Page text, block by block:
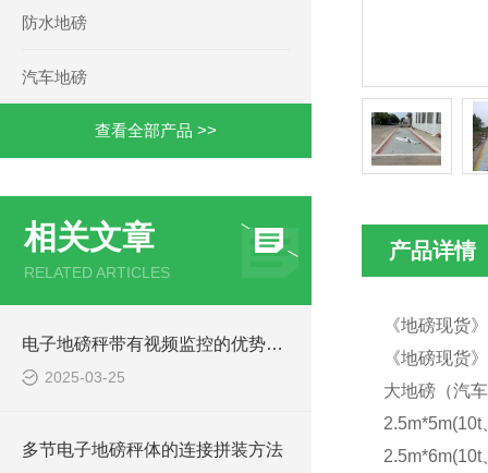
防水地磅
汽车地磅
查看全部产品 >>
相关文章
RELATED ARTICLES
电子地磅秤带有视频监控的优势和重要性
2025-03-25
多节电子地磅秤体的连接拼装方法
产品详情
《地磅现货
《地磅现货
大地磅（汽
2.5m*5m(10t
2.5m*6m(10t